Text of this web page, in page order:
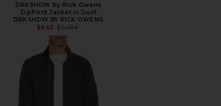
DRKSHDW by Rick Owens
Zipfront Jacket in Dust
DRKSHDW BY RICK OWENS
$843 前の価格:
$1,404